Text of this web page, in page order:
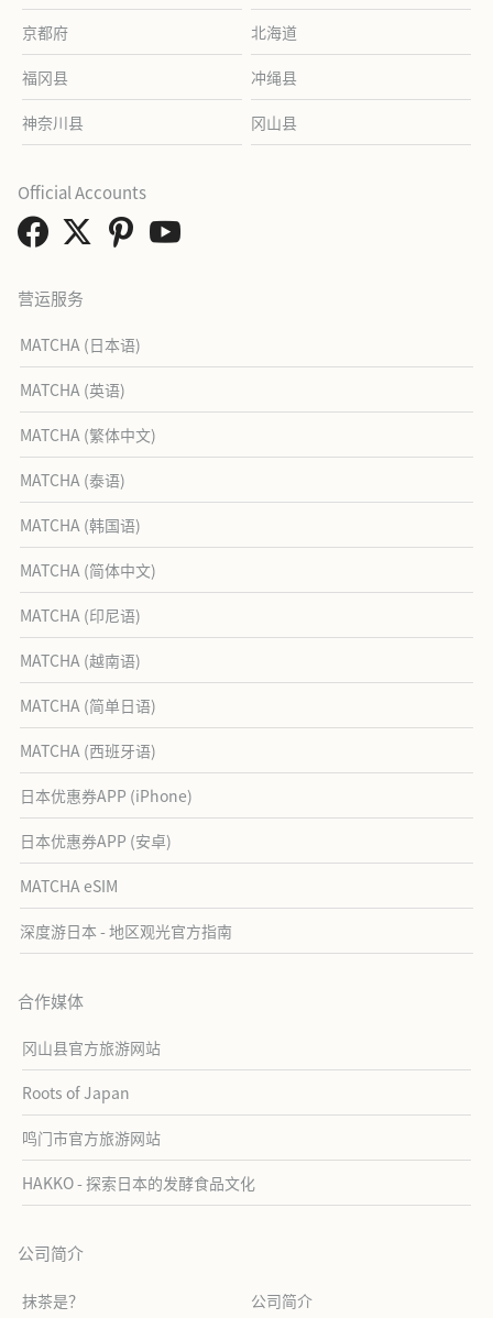
京都府 北海道
福冈县 冲绳县
神奈川县 冈山县
营运服务
MATCHA (日本语)
MATCHA (英语)
MATCHA (繁体中文)
MATCHA (泰语)
MATCHA (韩国语)
MATCHA (简体中文)
MATCHA (印尼语)
MATCHA (越南语)
MATCHA (简单日语)
MATCHA (西班牙语)
日本优惠券APP (iPhone)
日本优惠券APP (安卓)
MATCHA eSIM
深度游日本 - 地区观光官方指南
合作媒体
冈山县官方旅游网站
Roots of Japan
鸣门市官方旅游网站
HAKKO - 探索日本的发酵食品文化
公司简介
抹茶是？ 公司简介
Official Accounts